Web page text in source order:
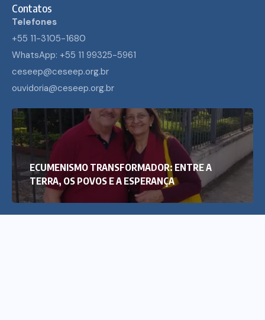
Contatos
Telefones
+55 11-3105-1680
WhatsApp: +55 11 99325-5961
ceseep@ceseep.org.br
ouvidoria@ceseep.org.br
ECUMENISMO TRANSFORMADOR: ENTRE A
TERRA, OS POVOS E A ESPERANÇA